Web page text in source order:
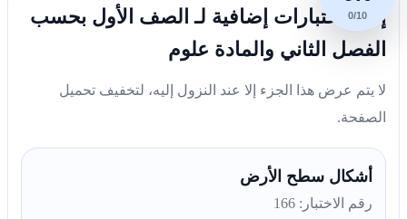
0/10
إليك اختبارات إضافية لـ الصف الأول بحسب
الفصل الثاني والمادة علوم
لا يتم عرض هذا الجزء إلا عند النزول إليه، لتخفيف تحميل
الصفحة.
أشكال سطح الأرض
رقم الاختبار: 166